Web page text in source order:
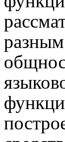
разным